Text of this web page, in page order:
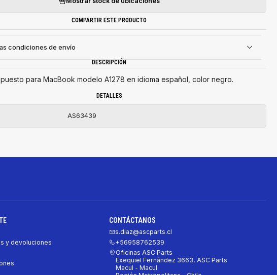
COMPARTIR ESTE PRODUCTO
condiciones de envío
DESCRIPCIÓN
para MacBook modelo A1278 en idioma español, color negro.
DETALLES
AS63439
y devoluciones
CONTÁCTANOS
s.diaz@ascparts.cl
+56958762539
Oficinas ASC Parts
Exequiel Fernández 3663, ASC Parts
Macul - Macul